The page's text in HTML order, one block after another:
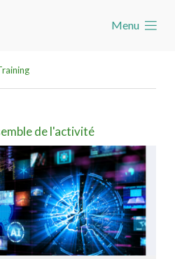
Menu
de l'activité
membre
AccountRechercher